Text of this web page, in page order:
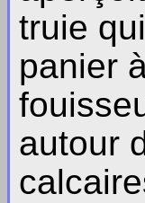
truie
panier
autour